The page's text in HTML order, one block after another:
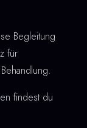
Begleitung
für
findest du